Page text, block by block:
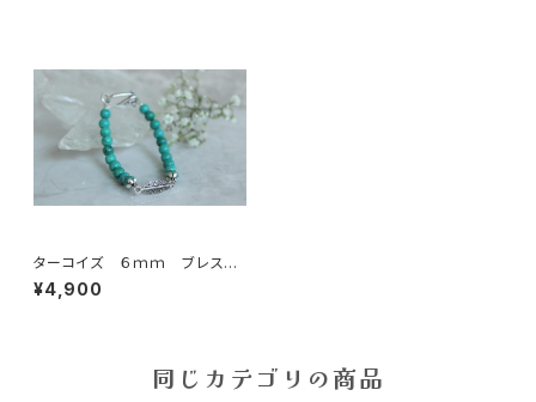
ターコイズ ６ｍｍ ブレスレ
ット
¥4,900
同じカテゴリの商品